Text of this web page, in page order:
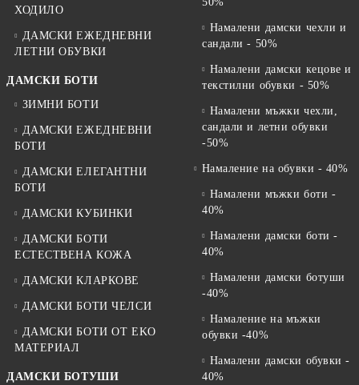
ХОДИЛО
ДАМСКИ ЕЖЕДНЕВНИ
ЛЕТНИ ОБУВКИ
ДАМСКИ БОТИ
ЗИМНИ БОТИ
ДАМСКИ ЕЖЕДНЕВНИ
БОТИ
ДАМСКИ ЕЛЕГАНТНИ
БОТИ
ДАМСКИ КУБИНКИ
ДАМСКИ БОТИ
ЕСТЕСТВЕНА КОЖА
ДАМСКИ КЛАРКОВЕ
ДАМСКИ БОТИ ЧЕЛСИ
ДАМСКИ БОТИ ОТ EKO
МАТЕРИАЛ
ДАМСКИ БОТУШИ
Намалени дамски чехли и
сандали - 50%
Намалени дамски кецове и
текстилни обувки - 50%
Намалени мъжки чехли,
сандали и летни обувки
-50%
Намаление на обувки - 40%
Намалени мъжки боти -
40%
Намалени дамски боти -
40%
Намалени дамски ботуши
-40%
Намаление на мъжки
обувки -40%
Намалени дамски обувки -
40%